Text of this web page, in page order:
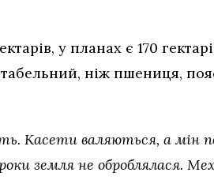
у планах є 170
ніж пшениця,
Касети валяються, а мін
земля не оброблялася.